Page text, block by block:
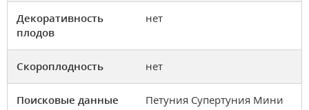
Декоративность
плодов
нет
Скороплодность нет
Поисковые данные
Петуния Супертуния Мини